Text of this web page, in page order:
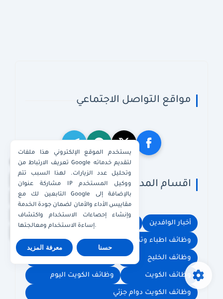
واتساب الكويت
واتساب قطر
واتساب عُمان
واتساب الإمارات
مواقع التواصل الاجتماعي
اقسام المدونة
أخبار الوافدين وظائف أمن وحراسات في الكويت
وظائف اطباء وتمريض وظائف الامارات
وظائف الخليج وظائف السعودية
وظائف الكويت وظائف الكويت اليوم
وظائف الكويت دوام جزئي
يستخدم الموقع الإلكتروني هذا ملفات
تعريف الارتباط من Google لتقديم خدماته
وتحليل عدد الزيارات. لهذا السبب تتم
مشاركة عنوان IP ووكيل المستخدم
التابعين لك مع Google بالإضافة إلى
مقاييس الأداء والأمان لضمان جودة الخدمة
وإنشاء إحصاءات الاستخدام واكتشاف
إساءة الاستخدام ومعالجتها.
معرفة المزيد حسنا